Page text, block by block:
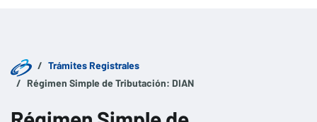
Trámites Registrales
Régimen Simple de Tributación: DIAN